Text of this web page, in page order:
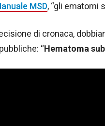
MSD, “gli ematomi
di cronaca,
“Hematoma